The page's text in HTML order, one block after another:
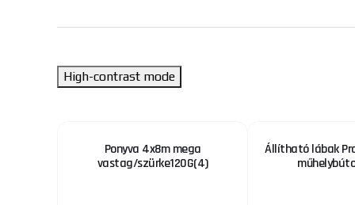
High-contrast mode
Ponyva 4x8m mega
vastag/szürke120G(4)
Állítható lábak